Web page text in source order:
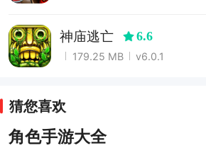
神庙逃亡 6.6
179.25 MB v6.0.1
猜您喜欢
角色手游大全